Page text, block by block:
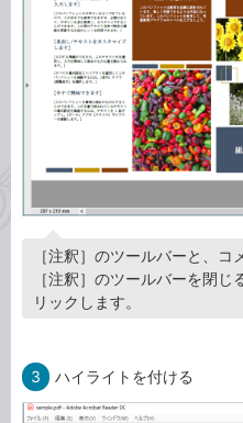
［注釈］のツールバーと、コ
［注釈］のツールバーを閉
リックします。
3 ハイライトを付ける